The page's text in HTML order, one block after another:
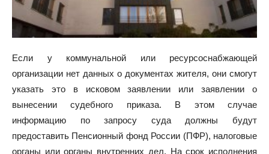
Если у коммунальной или ресурсоснабжающей
организации нет данных о документах жителя, они смогут
указать это в исковом заявлении или заявлении о
вынесении судебного приказа. В этом случае
информацию по запросу суда должны будут
предоставить Пенсионный фонд России (ПФР), налоговые
органы или органы внутренних дел. На срок исполнения